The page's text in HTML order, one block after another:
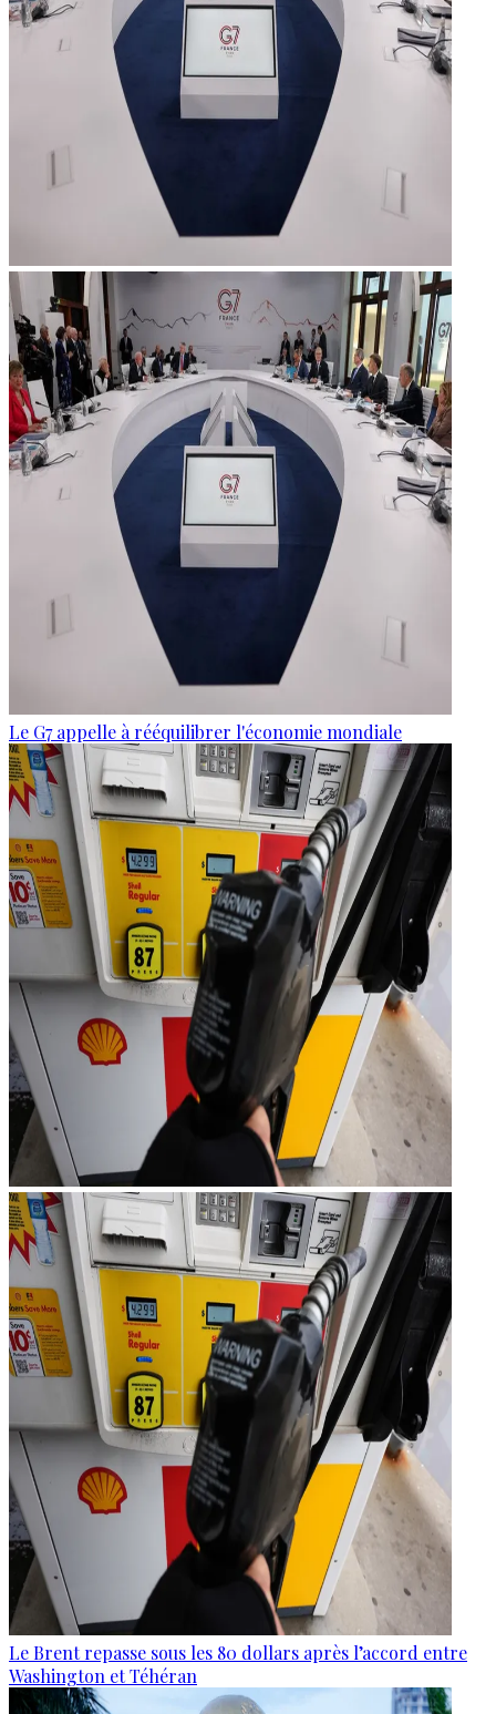
Le G7 appelle à rééquilibrer l'économie mondiale
Le Brent repasse sous les 80 dollars après l’accord entre
Washington et Téhéran